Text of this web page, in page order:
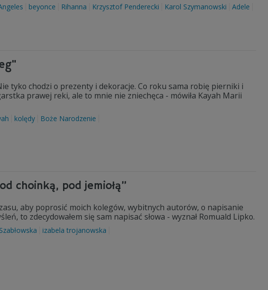
beyonce Rihanna Krzysztof Penderecki Karol Szymanowski
Adele
tyko chodzi o prezenty i dekoracje. Co roku sama robię pierniki i
prawej reki, ale to mnie nie zniechęca - mówiła Kayah Marii
kolędy Boże Narodzenie
choinką, pod jemiołą”
aby poprosić moich kolegów, wybitnych autorów, o napisanie
to zdecydowałem się sam napisać słowa - wyznał Romuald Lipko.
izabela trojanowska